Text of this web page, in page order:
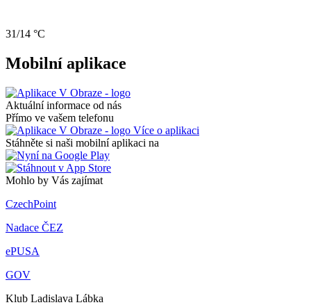
31/14 °C
Mobilní aplikace
Aktuální informace od nás
Přímo ve vašem telefonu
Více o aplikaci
Stáhněte si naši mobilní aplikaci na
Mohlo by Vás zajímat
CzechPoint
Nadace ČEZ
ePUSA
GOV
Klub Ladislava Lábka